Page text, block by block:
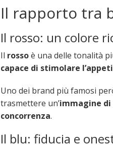
Il rapporto tra
Il rosso: un colore
Il rossoè una delle tonalità
capace di stimolare
Uno dei brand più famosi
trasmettere un’immagine
concorrenza.
Il blu: fiducia e